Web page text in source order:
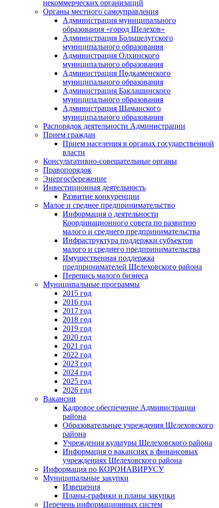
некоммерческих организаций
Органы местного самоуправления
Администрация муниципального
образования «город Шелехов»
Администрация Большелугского
муниципального образования
Администрация Олхинского
муниципального образования
Администрация Подкаменского
муниципального образования
Администрация Баклашинского
муниципального образования
Администрация Шаманского
муниципального образования
Распорядок деятельности Администрации
Прием граждан
Прием населения в органах государственной
власти
Консультативно-совещательные органы
Правопорядок
Энергосбережение
Инвестиционная деятельность
Развитие конкуренции
Малое и среднее предпринимательство
Информация о деятельности
Координационного совета по развитию
малого и среднего предпринимательства
Инфраструктура поддержки субъектов
малого и среднего предпринимательства
Имущественная поддержка
предпринимателей Шелеховского района
Перепись малого бизнеса
Муниципальные программы
2015 год
2016 год
2017 год
2018 год
2019 год
2020 год
2021 год
2022 год
2023 год
2024 год
2025 год
2026 год
Вакансии
Кадровое обеспечение Администрации
района
Образовательные учреждения Шелеховского
района
Учреждения культуры Шелеховского района
Информация о вакансиях в финансовых
учреждениях Шелеховского района
Информация по КОРОНАВИРУСУ
Муниципальные закупки
Извещения
Планы-графики и планы закупки
Перечень информационных систем